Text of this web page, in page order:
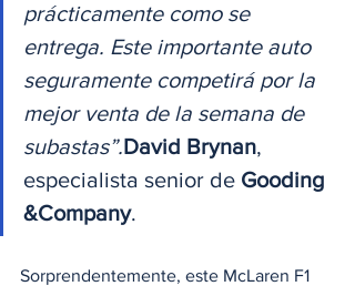
prácticamente como se
entrega. Este importante auto
seguramente competirá por la
mejor venta de la semana de
subastas”.David Brynan,
especialista senior de Gooding
&Company.
Sorprendentemente, este McLaren F1